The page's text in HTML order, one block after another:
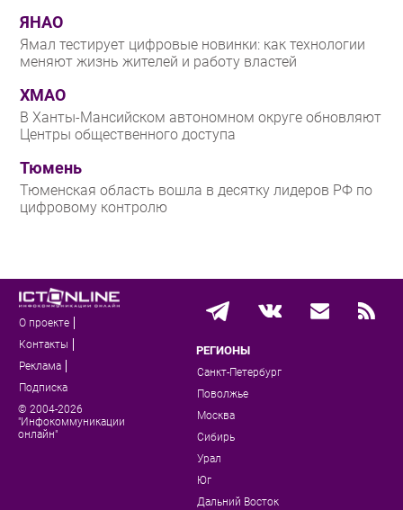
ЯНАО
Ямал тестирует цифровые новинки: как технологии
меняют жизнь жителей и работу властей
ХМАО
В Ханты-Мансийском автономном округе обновляют
Центры общественного доступа
Тюмень
Тюменская область вошла в десятку лидеров РФ по
цифровому контролю
О проекте
Контакты
Реклама
Подписка
© 2004-2026
"Инфокоммуникации
онлайн"
РЕГИОНЫ
Санкт-Петербург
Поволжье
Москва
Сибирь
Урал
Юг
Дальний Восток